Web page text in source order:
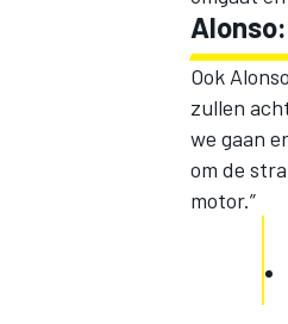
Ook
zullen
we gaan
om de
motor.”